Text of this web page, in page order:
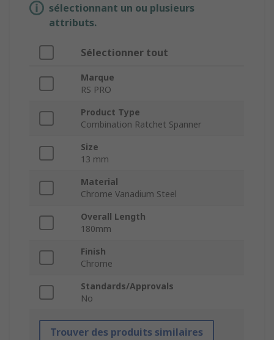
sélectionnant un ou plusieurs
attributs.
Sélectionner tout
Marque
RS PRO
Product Type
Combination Ratchet Spanner
Size
13 mm
Material
Chrome Vanadium Steel
Overall Length
180mm
Finish
Chrome
Standards/Approvals
No
Trouver des produits similaires